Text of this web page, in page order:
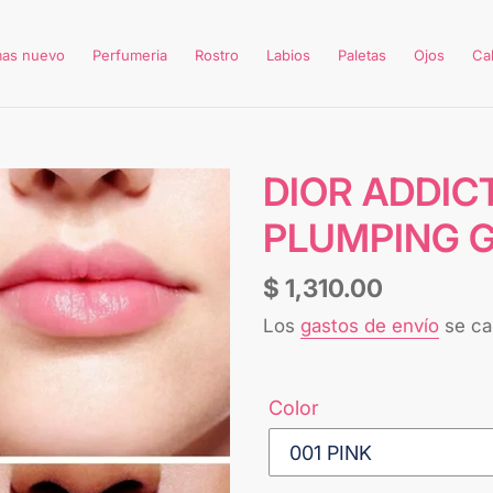
nuevo Perfumeria Rostro Labios Paletas Ojos
DIOR
PLUMPING
Precio
habitual
$ 1,310.00
Los gastos de envío se
Color